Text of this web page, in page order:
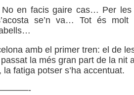
en facis gaire cas… Per les
se’n va… Tot és molt
amb el primer tren: el de
la més gran part de la nit
la fatiga potser s’ha accentuat.